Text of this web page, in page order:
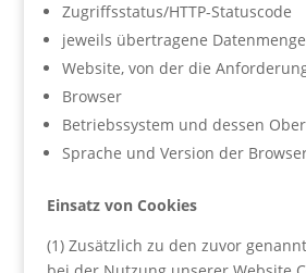
Zugriffsstatus/HTTP-Statuscode
jeweils übertragene Datenmenge
Website, von der die
Browser
Betriebssystem und dessen
Sprache und Version der
Einsatz von Cookies
(1) Zusätzlich zu den zuvor